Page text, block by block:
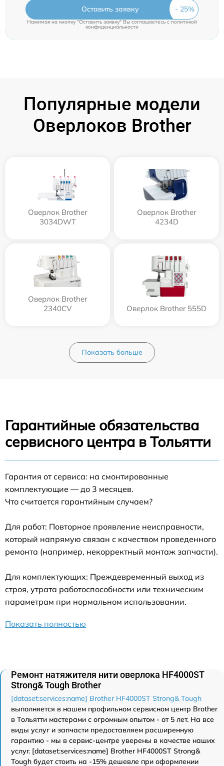
Оставить заявку
Нажимая на кнопку "Оставить заявку" Вы соглашаетесь cполитикой
конфиденциальности
Популярные модели
Оверлоков Brother
Оверлок Brother
3034DWT
Оверлок Brother
4234D
Оверлок Brother
2340CV
Оверлок Brother 555D
Показать больше
Гарантийные обязательства
сервисного центра в Тольятти
Гарантия от сервиса: на смонтированные
комплектующие — до 3 месяцев.
Что считается гарантийным случаем?
Для работ: Повторное проявление неисправности,
который напрямую связан с качеством проведенного
ремонта (например, некорректный монтаж запчасти).
Для комплектующих: Преждевременный выход из
строя, утрата работоспособности или техническим
параметрам при нормальном использовании.
Показать полностью
Ремонт натяжителя нити оверлока HF4000ST
Strong& Tough Brother
[dataset:services:name] Brother HF4000ST Strong& Tough
выполняется в нашем профильном сервисном центр Brother
в Тольятти мастерами с огромным опытом - от 5 лет. На все
виды услуг и запчасти предоставляем расширенную
гарантию - мы в сервис-центре уверены в качестве наших
услуг. [dataset:services:name] Brother HF4000ST Strong&
Tough будет стоить на -15% дешевле при оформлении